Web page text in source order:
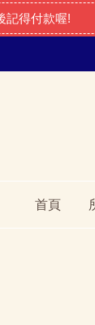
記得付款喔!
首頁